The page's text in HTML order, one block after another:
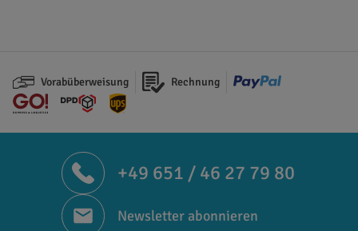
Vorabüberweisung Rechnung
+49 651 / 46 27 79 80
Newsletter abonnieren